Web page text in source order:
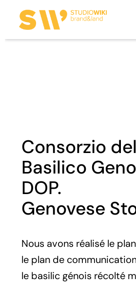
Consorzio del
Basilico
DOP.
Genovese
Nous avons réalisé le
le plan de
le basilic génois récolté